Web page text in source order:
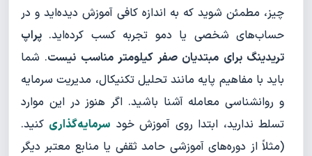
چیز، مطمئن شوید که به اندازه کافی آموزش دیده‌اید و در
حساب‌های شخصی یا دمو تجربه کسب کرده‌اید. پراپ
تریدینگ برای مبتدیان صفر کیلومتر مناسب نیست. شما
باید با مفاهیم پایه مانند تحلیل تکنیکال، مدیریت سرمایه
و روانشناسی معامله آشنا باشید. اگر هنوز در این موارد
تسلط ندارید، ابتدا روی آموزش خود سرمایه‌گذاری کنید.
(مثلاً از دوره‌های آموزشی حامد ثقفی یا منابع معتبر دیگر